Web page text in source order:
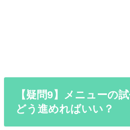
【疑問9】メニューの
どう進めればいい？